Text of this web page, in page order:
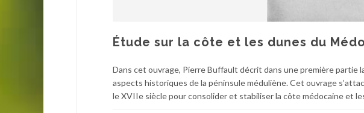
Étude sur la côte et les dunes du
Dans cet ouvrage, Pierre Buffault décrit dans une première
aspects historiques de la péninsule méduliène. Cet ouvrage
le XVIIe siècle pour consolider et stabiliser la côte médocaine et